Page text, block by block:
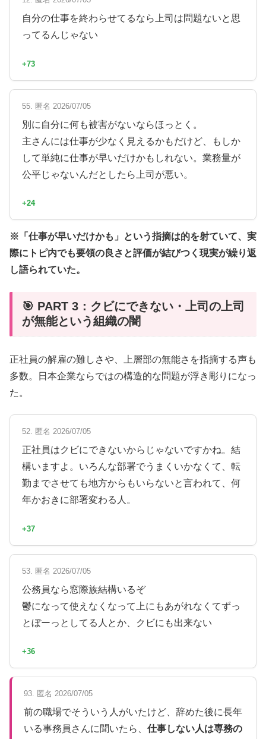
自分の仕事を終わらせてるなら上司は問題ないと思
ってるんじゃない
+73
55. 匿名 2026/07/05
別に自分に何も被害がないならほっとく。
主さんには仕事が少なく見えるかもだけど、もしか
して単純に仕事が早いだけかもしれない。業務量が
公平じゃないんだとしたら上司が悪い。
+24
※「仕事が早いだけかも」という指摘は的を射ていて、実
際にトピ内でも要領の良さと評価が結びつく現実が繰り返
し語られていた。
🎯 PART 3：クビにできない・上司の上司
が無能という組織の闇
正社員の解雇の難しさや、上層部の無能さを指摘する声も
多数。日本企業ならではの構造的な問題が浮き彫りになっ
た。
52. 匿名 2026/07/05
正社員はクビにできないからじゃないですかね。結
構いますよ。いろんな部署でうまくいかなくて、転
勤までさせても地方からもいらないと言われて、何
年かおきに部署変わる人。
+37
53. 匿名 2026/07/05
公務員なら窓際族結構いるぞ
鬱になって使えなくなって上にもあがれなくてずっ
とぼーっとしてる人とか、クビにも出来ない
+36
93. 匿名 2026/07/05
前の職場でそういう人がいたけど、辞めた後に長年
いる事務員さんに聞いたら、 仕事しない人は専務の